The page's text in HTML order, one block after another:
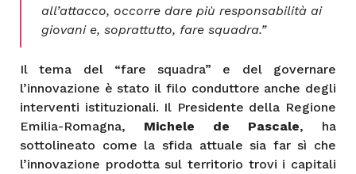
all’attacco, occorre dare più responsabilità ai
giovani e, soprattutto, fare squadra.”
Il tema del “fare squadra” e del governare
l’innovazione è stato il filo conduttore anche degli
interventi istituzionali. Il Presidente della Regione
Emilia-Romagna, Michele de Pascale, ha
sottolineato come la sfida attuale sia far sì che
l’innovazione prodotta sul territorio trovi i capitali